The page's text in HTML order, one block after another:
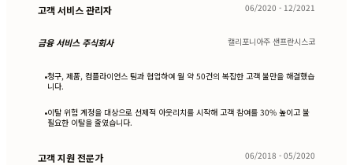
고객 서비스 관리자 06/2020 - 12/2021
금융 서비스 주식회사 캘리포니아주 샌프란시스코
•청구, 제품, 컴플라이언스 팀과 협업하여 월 약 50건의 복잡한 고객 불만을 해결했습
니다.
•이탈 위험 계정을 대상으로 선제적 아웃리치를 시작해 고객 참여를 30% 높이고 불
필요한 이탈을 줄였습니다.
고객 지원 전문가 06/2018 - 05/2020